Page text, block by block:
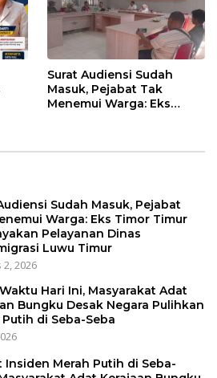
Surat Audiensi Sudah
Masuk, Pejabat Tak
Menemui Warga: Eks
Sudah Masuk, Pejabat
Warga: Eks Timor Timur
Pelayanan Dinas
Luwu Timur
2026
Hari Ini, Masyarakat Adat
Bungku Desak Negara Pulihkan
Putih di Seba-Seba
Insiden Merah Putih di Seba-